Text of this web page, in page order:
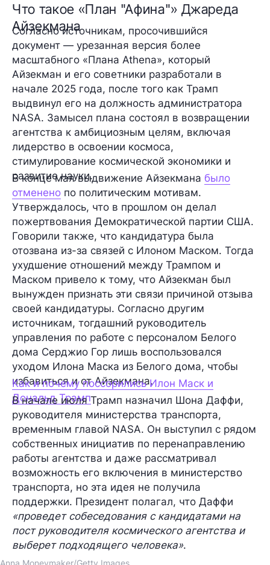
Что такое «План "Афина"» Джареда
Айзекмана
Согласно источникам, просочившийся
документ — урезанная версия более
масштабного «Плана Athena», который
Айзекман и его советники разработали в
начале 2025 года, после того как Трамп
выдвинул его на должность администратора
NASA. Замысел плана состоял в возвращении
агентства к амбициозным целям, включая
лидерство в освоении космоса,
стимулирование космической экономики и
развитие науки.
В конце мая выдвижение Айзекмана было
отменено по политическим мотивам.
Утверждалось, что в прошлом он делал
пожертвования Демократической партии США.
Говорили также, что кандидатура была
отозвана из-за связей с Илоном Маском. Тогда
ухудшение отношений между Трампом и
Маском привело к тому, что Айзекман был
вынужден признать эти связи причиной отзыва
своей кандидатуры. Согласно другим
источникам, тогдашний руководитель
управления по работе с персоналом Белого
дома Серджио Гор лишь воспользовался
уходом Илона Маска из Белого дома, чтобы
избавиться и от Айзекмана.
Как и почему поссорились Илон Маск и
Дональд Трамп
В начале июля Трамп назначил Шона Даффи,
руководителя министерства транспорта,
временным главой NASA. Он выступил с рядом
собственных инициатив по перенаправлению
работы агентства и даже рассматривал
возможность его включения в министерство
транспорта, но эта идея не получила
поддержки. Президент полагал, что Даффи
«проведет собеседования с кандидатами на
пост руководителя космического агентства и
выберет подходящего человека».
Anna Moneymaker/Getty Images